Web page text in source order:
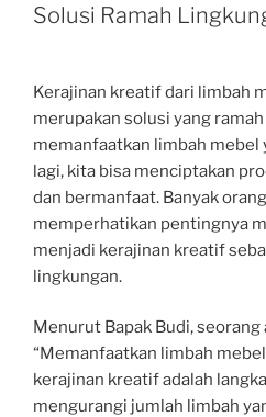
Solusi Ramah
Kerajinan kreatif dari limbah
merupakan solusi yang
memanfaatkan limbah mebel
lagi, kita bisa menciptakan
dan bermanfaat. Banyak
memperhatikan pentingnya
menjadi kerajinan kreatif
lingkungan.
Menurut Bapak Budi,
“Memanfaatkan limbah
kerajinan kreatif adalah
mengurangi jumlah limbah